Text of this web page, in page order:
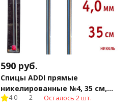
590 руб.
Спицы ADDI прямые
никелированные №4, 35 см,
2шт.
4.0 2 Осталось 2 шт.